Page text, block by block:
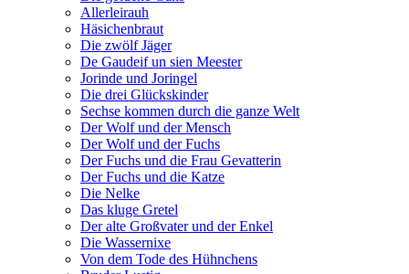
Allerleirauh
Häsichenbraut
Die zwölf Jäger
De Gaudeif un sien Meester
Jorinde und Joringel
Die drei Glückskinder
Sechse kommen durch die ganze Welt
Der Wolf und der Mensch
Der Wolf und der Fuchs
Der Fuchs und die Frau Gevatterin
Der Fuchs und die Katze
Die Nelke
Das kluge Gretel
Der alte Großvater und der Enkel
Die Wassernixe
Von dem Tode des Hühnchens